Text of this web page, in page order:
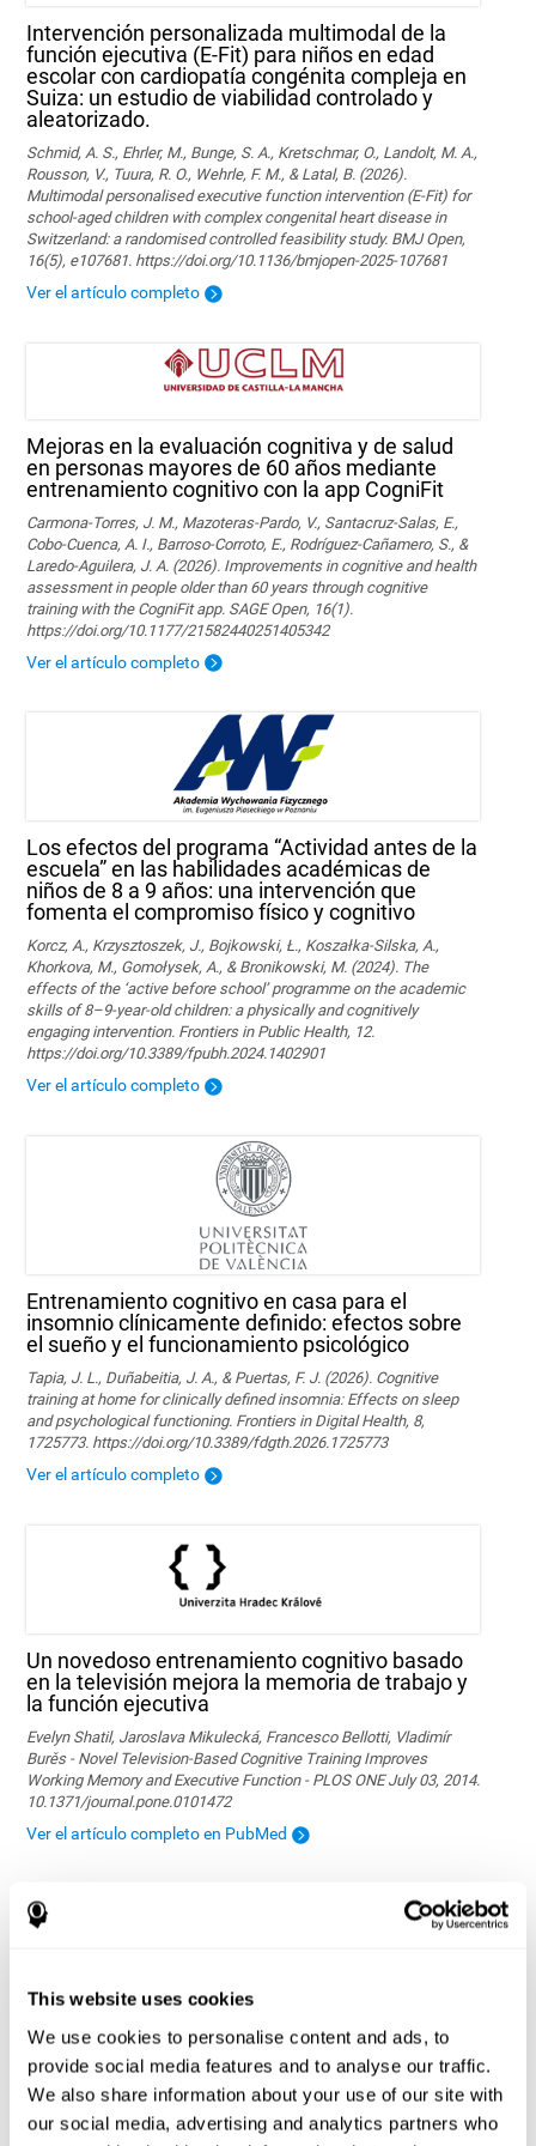
This website uses cookies
We use cookies to personalise content and ads, to
provide social media features and to analyse our traffic.
We also share information about your use of our site with
our social media, advertising and analytics partners who
Intervención personalizada multimodal de la
función ejecutiva (E-Fit) para niños en edad
escolar con cardiopatía congénita compleja en
Suiza: un estudio de viabilidad controlado y
aleatorizado.
Schmid, A. S., Ehrler, M., Bunge, S. A., Kretschmar, O., Landolt, M. A.,
Rousson, V., Tuura, R. O., Wehrle, F. M., & Latal, B. (2026).
Multimodal personalised executive function intervention (E-Fit) for
school-aged children with complex congenital heart disease in
Switzerland: a randomised controlled feasibility study. BMJ Open,
16(5), e107681. https://doi.org/10.1136/bmjopen-2025-107681
Ver el artículo completo
Mejoras en la evaluación cognitiva y de salud
en personas mayores de 60 años mediante
entrenamiento cognitivo con la app CogniFit
Carmona-Torres, J. M., Mazoteras-Pardo, V., Santacruz-Salas, E.,
Cobo-Cuenca, A. I., Barroso-Corroto, E., Rodríguez-Cañamero, S., &
Laredo-Aguilera, J. A. (2026). Improvements in cognitive and health
assessment in people older than 60 years through cognitive
training with the CogniFit app. SAGE Open, 16(1).
https://doi.org/10.1177/21582440251405342
Ver el artículo completo
Los efectos del programa “Actividad antes de la
escuela” en las habilidades académicas de
niños de 8 a 9 años: una intervención que
fomenta el compromiso físico y cognitivo
Korcz, A., Krzysztoszek, J., Bojkowski, Ł., Koszałka-Silska, A.,
Khorkova, M., Gomołysek, A., & Bronikowski, M. (2024). The
effects of the ‘active before school’ programme on the academic
skills of 8–9-year-old children: a physically and cognitively
engaging intervention. Frontiers in Public Health, 12.
https://doi.org/10.3389/fpubh.2024.1402901
Ver el artículo completo
Entrenamiento cognitivo en casa para el
insomnio clínicamente definido: efectos sobre
el sueño y el funcionamiento psicológico
Tapia, J. L., Duñabeitia, J. A., & Puertas, F. J. (2026). Cognitive
training at home for clinically defined insomnia: Effects on sleep
and psychological functioning. Frontiers in Digital Health, 8,
1725773. https://doi.org/10.3389/fdgth.2026.1725773
Ver el artículo completo
Un novedoso entrenamiento cognitivo basado
en la televisión mejora la memoria de trabajo y
la función ejecutiva
Evelyn Shatil, Jaroslava Mikulecká, Francesco Bellotti, Vladimír
Burěs - Novel Television-Based Cognitive Training Improves
Working Memory and Executive Function - PLOS ONE July 03, 2014.
10.1371/journal.pone.0101472
Ver el artículo completo en PubMed
Efectos del entrenamiento por ordenador en las
funciones ejecutivas y el rendimiento
académico de los niños